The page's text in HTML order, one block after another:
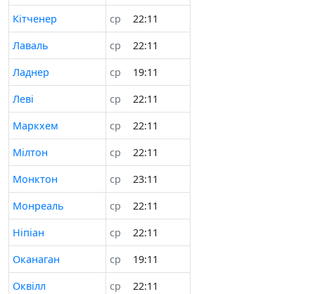
Кітченер
ср
22:11
Лаваль
ср
22:11
Ладнер
ср
19:11
Леві
ср
22:11
Маркхем
ср
22:11
Мілтон
ср
22:11
Монктон
ср
23:11
Монреаль
ср
22:11
Ніпіан
ср
22:11
Оканаган
ср
19:11
Оквілл
ср
22:11